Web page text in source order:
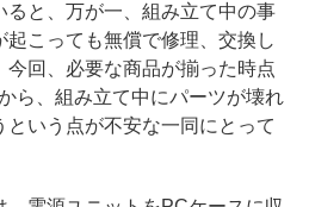
ると、万が一、組み立て中の事
こっても無償で修理、交換し
今回、必要な商品が揃った時点
ら、組み立て中にパーツが壊れ
いう点が不安な一同にとって